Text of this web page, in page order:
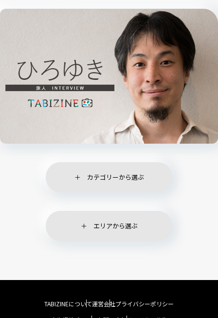
カテゴリーから選ぶ
エリアから選ぶ
TABIZINEについて運営会社プライバシーポリシー